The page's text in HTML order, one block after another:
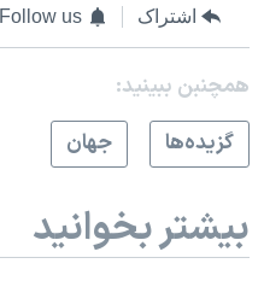
اشتراک Follow us
همچنبن ببینید:
گزيده‌ها
جهان
بیشتر بخوانید